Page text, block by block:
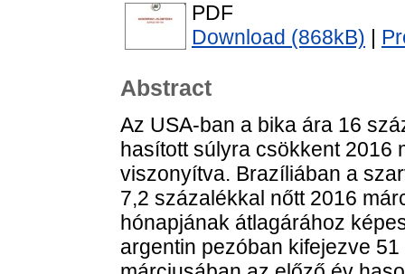
PDF
Download (868kB)
Abstract
Az USA-ban a bika ára 16
hasított súlyra csökkent 2016
viszonyítva. Brazíliában a
7,2 százalékkal nőtt 2016
hónapjának átlagárához
argentin pezóban kifejezve